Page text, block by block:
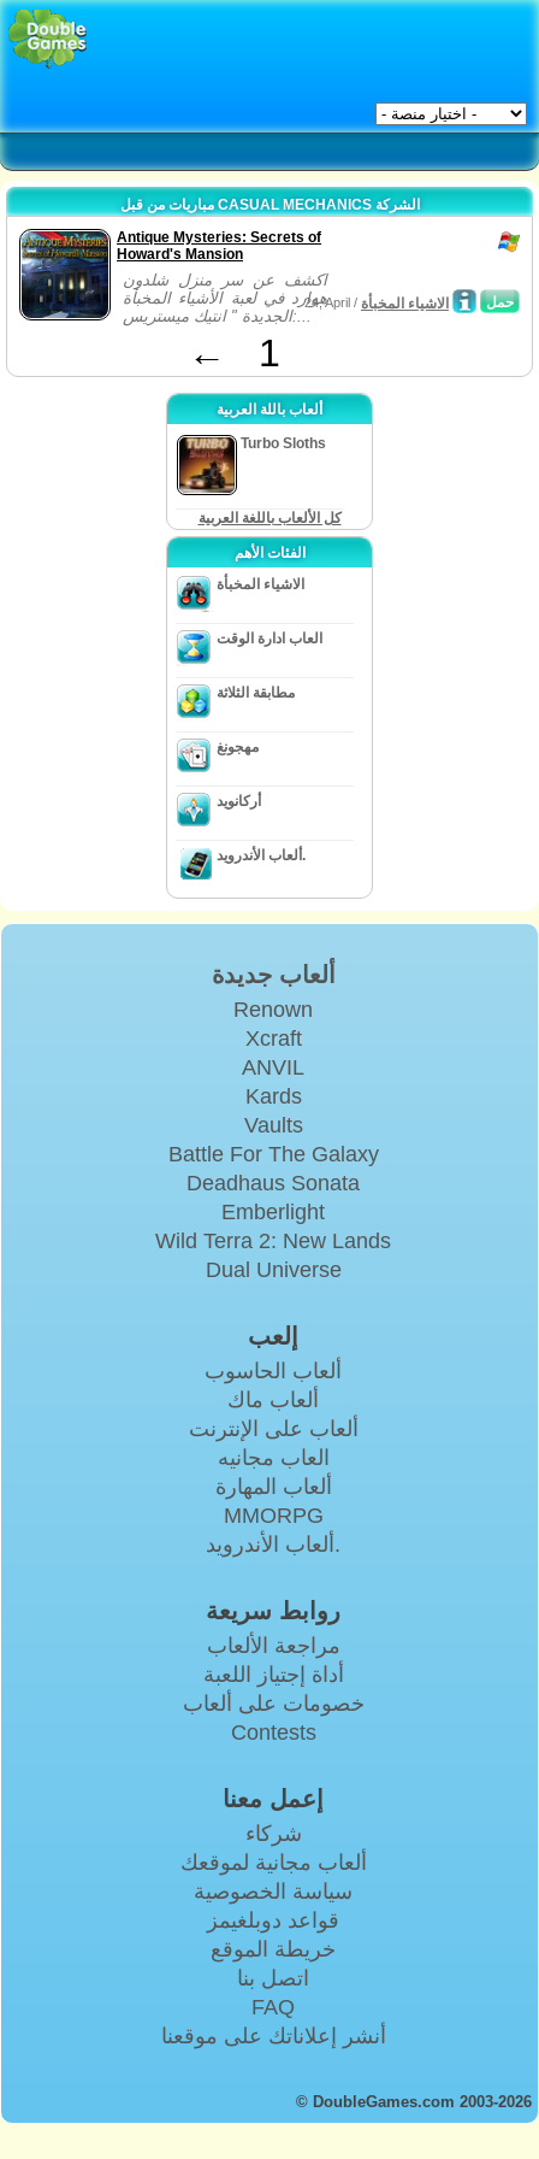
مباريات من قبل CASUAL MECHANICS الشركة
Antique Mysteries: Secrets of
Howard's Mansion
اكشف عن سر منزل شلدون
هوارد في لعبة الأشياء المخبأة
الجديدة " انتيك ميستريس:...
حمل 24, April / الاشياء المخبأة
← 1
ألعاب باللة العربية
Turbo Sloths
كل الألعاب باللغة العربية
الفئات الأهم
الاشياء المخبأة
العاب ادارة الوقت
مطابقة الثلاثة
مهجونغ
أركانويد
ألعاب الأندرويد.
ألعاب جديدة
Renown
Xcraft
ANVIL
Kards
Vaults
Battle For The Galaxy
Deadhaus Sonata
Emberlight
Wild Terra 2: New Lands
Dual Universe
إلعب
ألعاب الحاسوب
ألعاب ماك
ألعاب على الإنترنت
العاب مجانيه
ألعاب المهارة
MMORPG
ألعاب الأندرويد.
روابط سريعة
مراجعة الألعاب
أداة إجتياز اللعبة
خصومات على ألعاب
Contests
إعمل معنا
شركاء
ألعاب مجانية لموقعك
سياسة الخصوصية
قواعد دوبلغيمز
خريطة الموقع
اتصل بنا
FAQ
أنشر إعلاناتك على موقعنا
© DoubleGames.com 2003-2026